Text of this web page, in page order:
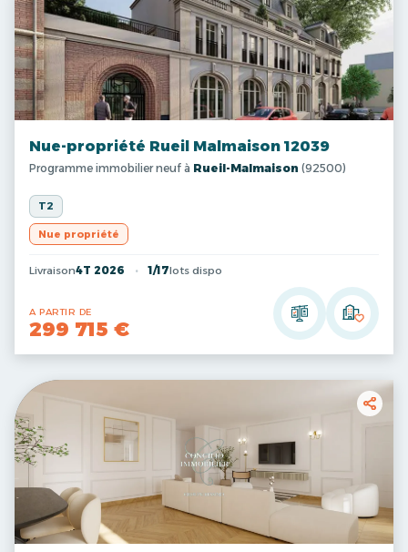
Nue-propriété Rueil Malmaison 12039
Programme immobilier neuf à Rueil-Malmaison (92500)
T2
Nue propriété
Livraison4T 2026 1/17lots dispo
A PARTIR DE
299 715 €